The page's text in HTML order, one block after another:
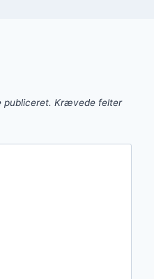
publiceret. Krævede felter